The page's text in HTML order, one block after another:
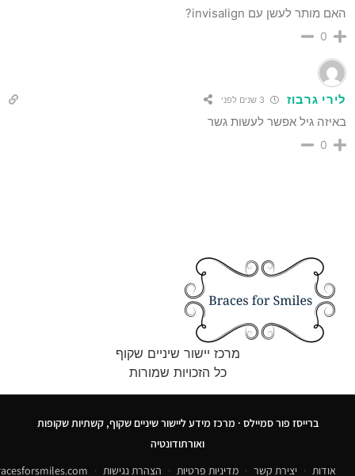
האם מותר לעשן עם invisalign?
0
לירי גרבוז
באיזה גיל אפשר לעשות גשר
0
מרכז יישור שיניים שקוף
כל הזכויות שמורות
ברייסז פור סמיילס · מרכז מידע ליישור שיניים שקוף, קשתיות שקופות
ואורתודונטיה
אודות · יצירת קשר · מדיניות פרטיות · הצהרת נגישות ·